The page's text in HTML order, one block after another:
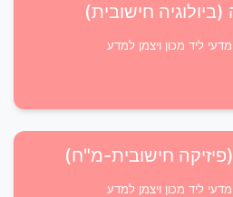
(ביולוגיה חישובית)
מדעי ליד מכון ויצמן למדע
חישובית-מ"ח)
מדעי ליד מכון ויצמן למדע